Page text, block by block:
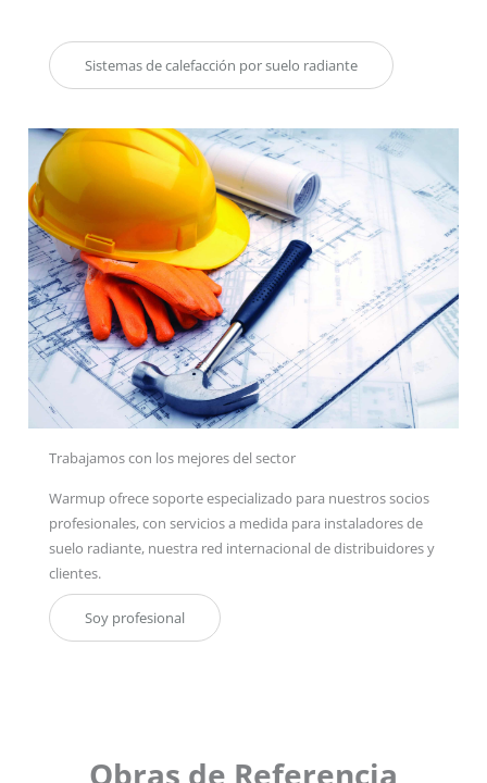
Sistemas de calefacción por suelo radiante
Trabajamos con los mejores del sector
Warmup ofrece soporte especializado para nuestros socios
profesionales, con servicios a medida para instaladores de
suelo radiante, nuestra red internacional de distribuidores y
clientes.
Soy profesional
Obras de Referencia